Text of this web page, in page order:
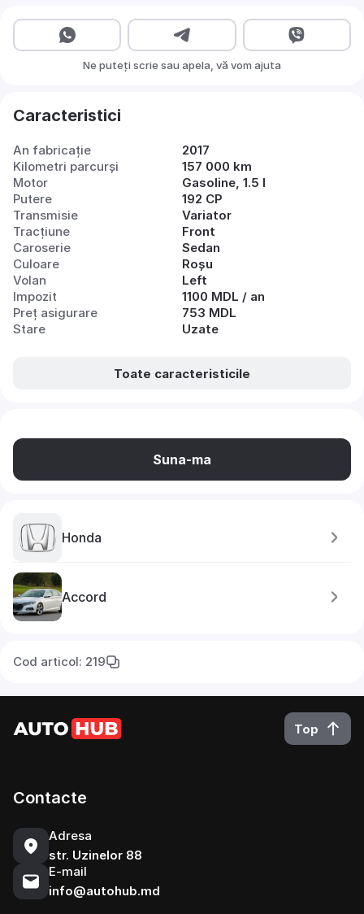
Ne puteți scrie sau apela, vă vom ajuta
Caracteristici
An fabricație
2017
Kilometri parcurși
157 000 km
Motor
Gasoline, 1.5 l
Putere
192 CP
Transmisie
Variator
Tracțiune
Front
Caroserie
Sedan
Culoare
Roșu
Volan
Left
Impozit
1100 MDL / an
Preț asigurare
753 MDL
Stare
Uzate
Toate caracteristicile
Suna-ma
Honda
Accord
Cod articol: 219
Top
Contacte
Adresa
str. Uzinelor 88
E-mail
info@autohub.md